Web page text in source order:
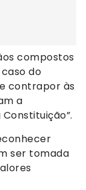
compostos
do
contrapor às
a
ser tomada